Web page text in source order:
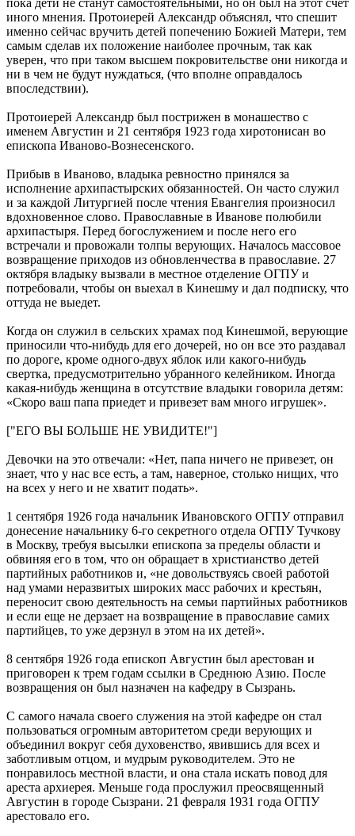
иного мнения. Протоиерей Александр объяснял, что спешит
именно сейчас вручить детей попечению Божией Матери, тем
самым сделав их положение наиболее прочным, так как
уверен, что при таком высшем покровительстве они никогда и
ни в чем не будут нуждаться, (что вполне оправдалось
впоследствии).
Протоиерей Александр был пострижен в монашество с
именем Августин и 21 сентября 1923 года хиротонисан во
епископа Иваново-Вознесенского.
Прибыв в Иваново, владыка ревностно принялся за
исполнение архипастырских обязанностей. Он часто служил
и за каждой Литургией после чтения Евангелия произносил
вдохновенное слово. Православные в Иванове полюбили
архипастыря. Перед бого­служением и после него его
встречали и провожали толпы верующих. Началось массовое
возвращение приходов из обновленчества в православие. 27
октября владыку вызвали в местное отделение ОГПУ и
потребовали, чтобы он выехал в Кинешму и дал подписку, что
оттуда не выедет.
Когда он служил в сельских храмах под Кинешмой, верующие
приносили что-нибудь для его дочерей, но он все это раздавал
по дороге, кроме одного-двух яблок или какого-нибудь
свертка, предусмотрительно убранного келейником. Иногда
какая-нибудь женщина в отсутствие владыки говорила детям:
«Скоро ваш папа приедет и привезет вам много игрушек».
["ЕГО ВЫ БОЛЬШЕ НЕ УВИДИТЕ!"]
Девочки на это отвечали: «Нет, папа ничего не привезет, он
знает, что у нас все есть, а там, наверное, столько нищих, что
на всех у него и не хватит подать».
1 сентября 1926 года начальник Ивановского ОГПУ отправил
донесение начальнику 6-го секретного отдела ОГПУ Тучкову
в Москву, требуя высылки епископа за пределы области и
обвиняя его в том, что он обращает в христианство детей
партийных работников и, «не довольствуясь своей работой
над умами неразвитых широких масс рабочих и крестьян,
переносит свою деятельность на семьи партийных работников
и если еще не дерзает на возвращение в православие самих
партийцев, то уже дерзнул в этом на их детей».
8 сентября 1926 года епископ Августин был арестован и
приговорен к трем годам ссылки в Среднюю Азию. После
возвращения он был назначен на кафедру в Сызрань.
С самого начала своего служения на этой кафедре он стал
пользоваться огромным авторитетом среди верующих и
объединил вокруг себя духовенство, явившись для всех и
заботливым отцом, и мудрым руководителем. Это не
понравилось местной власти, и она стала искать повод для
ареста архиерея. Меньше года прослужил преосвященный
Августин в городе Сызрани. 21 февраля 1931 года ОГПУ
арестовало его.